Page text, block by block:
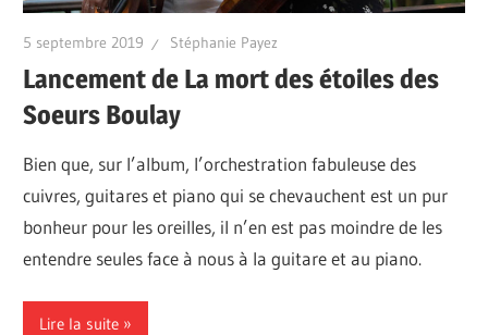
5 septembre 2019 Stéphanie Payez
Lancement de La mort des étoiles des
Soeurs Boulay
Bien que, sur l’album, l’orchestration fabuleuse des
cuivres, guitares et piano qui se chevauchent est un pur
bonheur pour les oreilles, il n’en est pas moindre de les
entendre seules face à nous à la guitare et au piano.
Lire la suite